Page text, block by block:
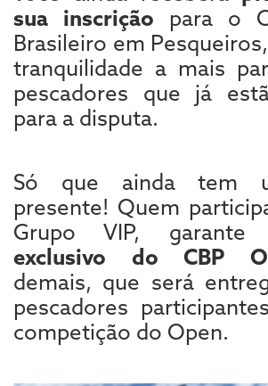
sua inscrição para o
Brasileiro em
tranquilidade a mais
pescadores que já
para a disputa.
Só que ainda tem
presente! Quem
Grupo VIP, garante
exclusivo do CBP
demais, que será
pescadores
competição do Open.